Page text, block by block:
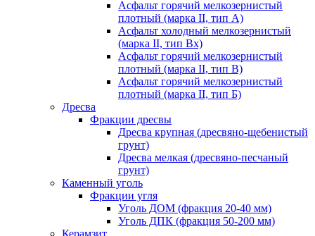
Асфальт горячий мелкозернистый
плотный (марка II, тип А)
Асфальт холодный мелкозернистый
(марка II, тип Вх)
Асфальт горячий мелкозернистый
плотный (марка II, тип В)
Асфальт горячий мелкозернистый
плотный (марка II, тип Б)
Дресва
Фракции дресвы
Дресва крупная (дресвяно-щебенистый
грунт)
Дресва мелкая (дресвяно-песчаный
грунт)
Каменный уголь
Фракции угля
Уголь ДОМ (фракция 20-40 мм)
Уголь ДПК (фракция 50-200 мм)
Керамзит